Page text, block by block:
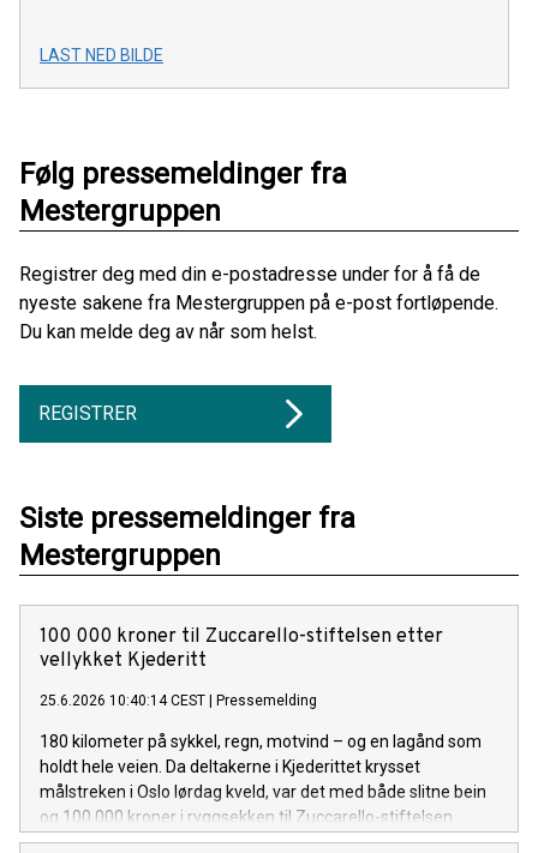
LAST NED BILDE
Følg pressemeldinger fra
Mestergruppen
Registrer deg med din e-postadresse under for å få de
nyeste sakene fra Mestergruppen på e-post fortløpende.
Du kan melde deg av når som helst.
REGISTRER
Siste pressemeldinger fra
Mestergruppen
100 000 kroner til Zuccarello-stiftelsen etter
vellykket Kjederitt
25.6.2026 10:40:14 CEST | Pressemelding
180 kilometer på sykkel, regn, motvind – og en lagånd som
holdt hele veien. Da deltakerne i Kjederittet krysset
målstreken i Oslo lørdag kveld, var det med både slitne bein
og 100 000 kroner i ryggsekken til Zuccarello-stiftelsen.
Resultatet av flere måneders trening, fellesskap og innsats